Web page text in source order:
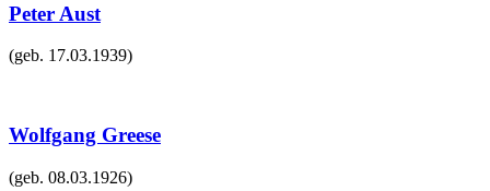
Peter Aust
(geb. 17.03.1939)
Wolfgang Greese
(geb. 08.03.1926)